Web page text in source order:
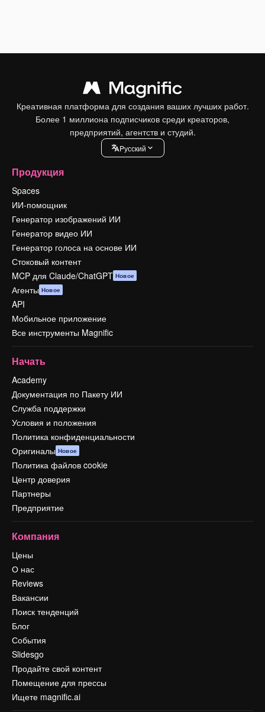
Креативная платформа для создания ваших лучших работ.
Более 1 миллиона подписчиков среди креаторов,
предприятий, агентств и студий.
Pусский
Продукция
Spaces
ИИ-помощник
Генератор изображений ИИ
Генератор видео ИИ
Генератор голоса на основе ИИ
Стоковый контент
MCP для Claude/ChatGPT Новое
Агенты Новое
API
Мобильное приложение
Все инструменты Magnific
Начать
Academy
Документация по Пакету ИИ
Служба поддержки
Условия и положения
Политика конфиденциальности
Оригиналы Новое
Политика файлов cookie
Центр доверия
Партнеры
Предприятие
Компания
Цены
О нас
Reviews
Вакансии
Поиск тенденций
Блог
События
Slidesgo
Продайте свой контент
Помещение для прессы
Ищете magnific.ai